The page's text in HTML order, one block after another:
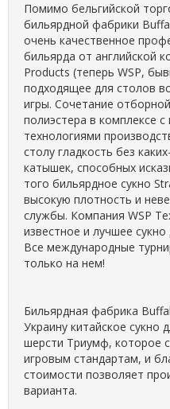
Помимо бельгийской
бильярдной фабрики
очень качественное
бильярда от английской
Products (теперь WSP,
подходящее для столов
игры. Сочетание
полиэстера в комплексе
технологиями
столу гладкость без
катышек, способных
того бильярдное сукно
высокую плотность и
службы. Компания WSP
известное и лучшее
Все международные
только на нем!
Бильярдная фабрика
Украину китайское сукно
шерсти Триумф, которое
игровым стандартам, и
стоимости позволяет
варианта.